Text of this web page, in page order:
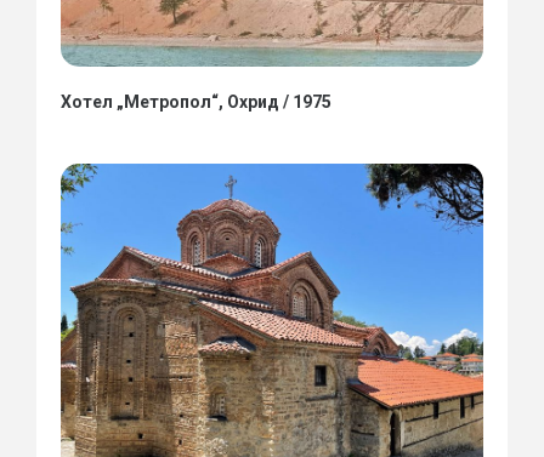
Хотел „Метропол“, Охрид / 1975